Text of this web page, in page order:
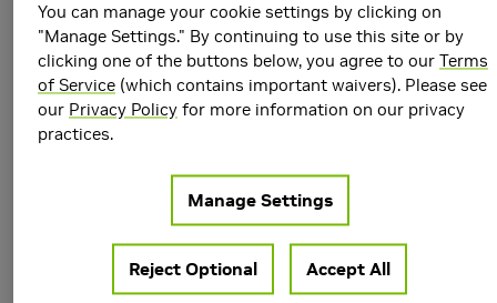
テクノプロが Omniverse!? ‐ エンジニアリング会社から
見たOmniverse を活用するメリット、弊社のサービス -
株式会社テクノプロ 技術戦略本部 COE室
真栄里 和也 氏
株式会社テクノプロ ソリューション事業本部 モビリテ
ィ統括部 モビリティソリューションセンター シミュレ
ーション開発グループ
弊グループは約26,000人のエンジニアを抱え、製造業
のお客様内部で開発・請負の他、受託開発を行っている
技術者集団です。 その中でも、製造業のお客様を中心
にモデルベース開発を始めとしたシミュレーション技術
You can manage your cookie settings by clicking on
"Manage Settings." By continuing to use this site or by
clicking one of the buttons below, you agree to our Terms
of Service(which contains important waivers). Please see
our Privacy Policyfor more information on our privacy
practices.
Manage Settings
Reject Optional Accept All